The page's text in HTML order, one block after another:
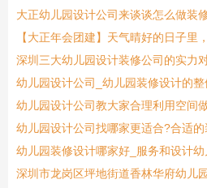
大正幼儿园设计公司来谈谈怎么做装
【大正年会团建】天气晴好的日子里
深圳三大幼儿园设计装修公司的实力
幼儿园设计公司_幼儿园装修设计的
幼儿园设计公司教大家合理利用空间
幼儿园设计公司找哪家更适合?合适的
幼儿园装修设计哪家好_服务和设计
深圳市龙岗区坪地街道香林华府幼儿园